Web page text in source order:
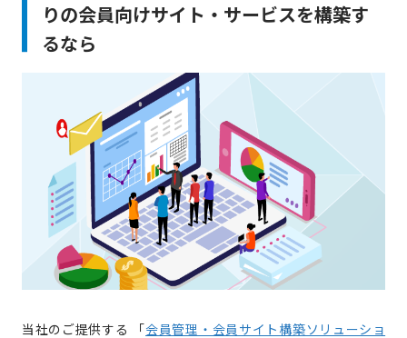
りの会員向けサイト・サービスを構築す
るなら
当社のご提供する 「会員管理・会員サイト構築ソリューショ